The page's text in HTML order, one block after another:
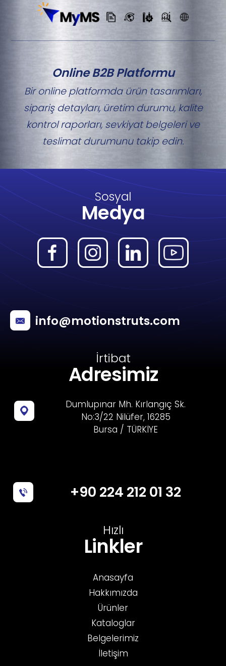
Online B2B Platformu
Bir online platformda ürün tasarımları,
sipariş detayları, üretim durumu, kalite
kontrol raporları, sevkiyat belgeleri ve
teslimat durumunu takip edin.
Sosyal
Medya
info@motionstruts.com
İrtibat
Adresimiz
Dumlupınar Mh. Kırlangıç Sk.
No:3/22 Nilüfer, 16285
Bursa / TÜRKİYE
+90 224 212 01 32
Hızlı
Linkler
Anasayfa
Hakkımızda
Ürünler
Kataloglar
Belgelerimiz
İletişim